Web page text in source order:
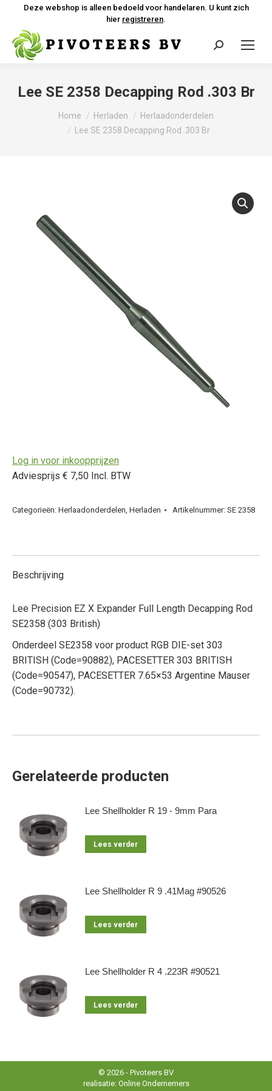
Deze webshop is alleen bedoeld voor handelaren. U kunt zich
hier registreren.
Zoeken:
Lee SE 2358 Decapping Rod .303 Br
Je bent hier:Home Herladen
Herlaadonderdelen
Lee SE 2358 Decapping Rod .303 Br
Log in voor inkoopprijzen
Adviesprijs € 7,50 Incl. BTW
Categorieën: Herlaadonderdelen, Herladen Artikelnummer: SE 2358
Beschrijving
Lee Precision EZ X Expander Full Length Decapping Rod
SE2358 (303 British)
Onderdeel SE2358 voor product RGB DIE-set 303
BRITISH (Code=90882), PACESETTER 303 BRITISH
(Code=90547), PACESETTER 7.65×53 Argentine Mauser
(Code=90732).
Gerelateerde producten
Lee Shellholder R 19 - 9mm Para
Lees verder
Lee Shellholder R 9 .41Mag #90526
Lees verder
Lee Shellholder R 4 .223R #90521
Lees verder
© 2026 - Pivoteers BV
realisatie: Online Ondernemers